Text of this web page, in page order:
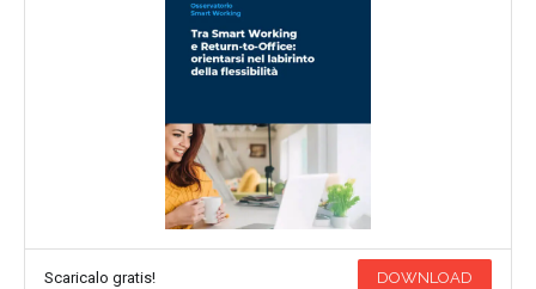
Scaricalo gratis! DOWNLOAD